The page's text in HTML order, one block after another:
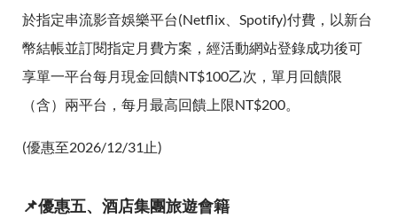
於指定串流影音娛樂平台(Netflix、Spotify)付費，以新台
幣結帳並訂閱指定月費方案，經活動網站登錄成功後可
享單一平台每月現金回饋NT$100乙次，單月回饋限
（含）兩平台，每月最高回饋上限NT$200。
(優惠至2026/12/31止)
📌優惠五、酒店集團旅遊會籍